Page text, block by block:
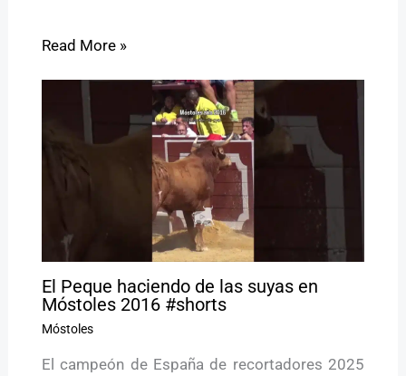
Read More »
El Peque haciendo de las suyas en
Móstoles 2016 #shorts
Móstoles
El campeón de España de recortadores 2025